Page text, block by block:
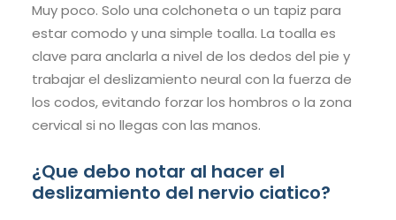
Muy poco. Solo una colchoneta o un tapiz para
estar comodo y una simple toalla. La toalla es
clave para anclarla a nivel de los dedos del pie y
trabajar el deslizamiento neural con la fuerza de
los codos, evitando forzar los hombros o la zona
cervical si no llegas con las manos.
¿Que debo notar al hacer el
deslizamiento del nervio ciatico?